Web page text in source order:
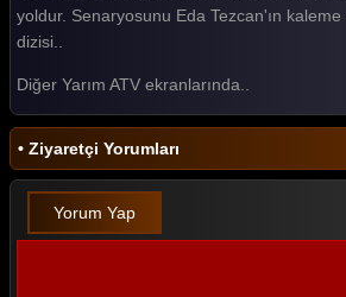
yoldur. Senaryosunu Eda Tezcan'ın kaleme
dizisi..
Diğer Yarım ATV ekranlarında..
• Ziyaretçi Yorumları
Yorum Yap